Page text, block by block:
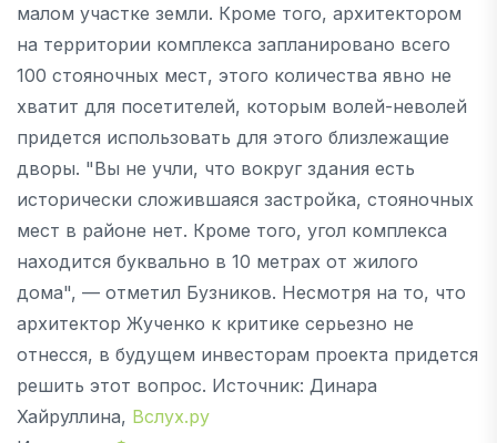
малом участке земли. Кроме того, архитектором
на территории комплекса запланировано всего
100 стояночных мест, этого количества явно не
хватит для посетителей, которым волей-неволей
придется использовать для этого близлежащие
дворы. "Вы не учли, что вокруг здания есть
исторически сложившаяся застройка, стояночных
мест в районе нет. Кроме того, угол комплекса
находится буквально в 10 метрах от жилого
дома", — отметил Бузников. Несмотря на то, что
архитектор Жученко к критике серьезно не
отнесся, в будущем инвесторам проекта придется
решить этот вопрос. Источник: Динара
Хайруллина, Вслух.ру